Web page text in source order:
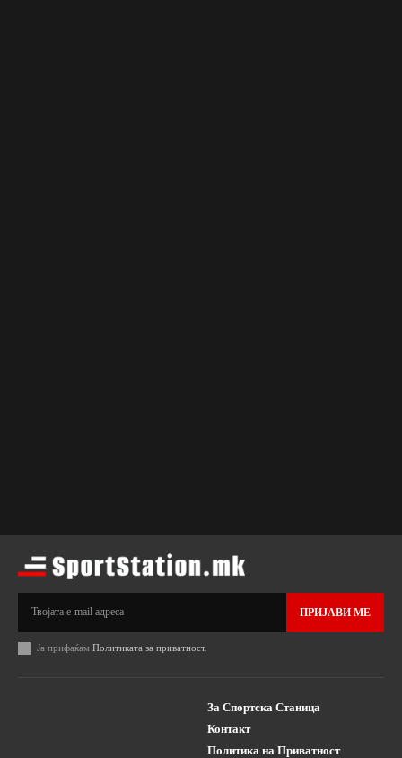
ПРИЈАВИ МЕ
Ја прифаќам Политиката за приватност.
За Спортска Станица
Контакт
Политика на Приватност